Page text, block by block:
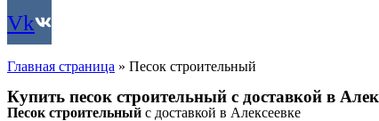
Vk
Главная страница » Песок строительный
Купить песок строительный с доставкой в
Песок строительный с доставкой в Алексеевке